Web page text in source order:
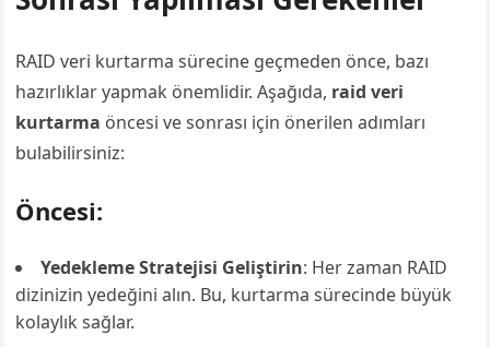
RAID veri kurtarma sürecine geçmeden önce, bazı
hazırlıklar yapmak önemlidir. Aşağıda, raid veri
kurtarma öncesi ve sonrası için önerilen adımları
bulabilirsiniz:
Öncesi:
Yedekleme Stratejisi Geliştirin: Her zaman RAID
dizinizin yedeğini alın. Bu, kurtarma sürecinde büyük
kolaylık sağlar.